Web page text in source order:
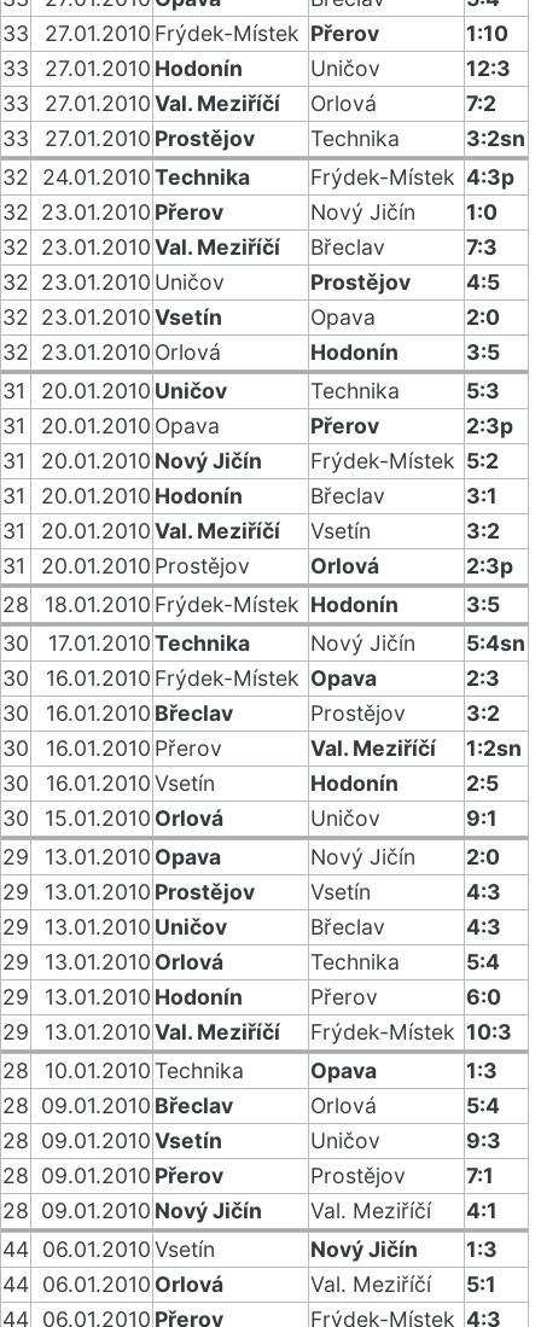
33
27.01.2010 Frýdek-Místek Přerov
1:10
33
27.01.2010 Hodonín Uničov
12:3
33
27.01.2010Val. Meziříčí Orlová
7:2
33
27.01.2010 Prostějov Technika
3:2sn
32
24.01.2010Technika Frýdek-Místek 4:3p
32 23.01.2010 Přerov Nový Jičín
1:0
32 23.01.2010Val. Meziříčí Břeclav
7:3
32 23.01.2010 Uničov Prostějov
4:5
32 23.01.2010Vsetín Opava
2:0
32 23.01.2010 Orlová Hodonín
3:5
31
20.01.2010 Uničov Technika
5:3
31
20.01.2010 Opava Přerov
2:3p
31
20.01.2010 Nový Jičín Frýdek-Místek 5:2
31
20.01.2010 Hodonín Břeclav
3:1
31
20.01.2010Val. Meziříčí Vsetín
3:2
31
20.01.2010 Prostějov Orlová
2:3p
28
18.01.2010 Frýdek-Místek Hodonín
3:5
30
17.01.2010Technika Nový Jičín
5:4sn
30
16.01.2010 Frýdek-Místek Opava
2:3
30
16.01.2010 Břeclav Prostějov
3:2
30
16.01.2010 Přerov Val. Meziříčí
1:2sn
30
16.01.2010Vsetín Hodonín
2:5
30
15.01.2010 Orlová Uničov
9:1
29
13.01.2010 Opava Nový Jičín
2:0
29
13.01.2010 Prostějov Vsetín
4:3
29
13.01.2010 Uničov Břeclav
4:3
29
13.01.2010 Orlová Technika
5:4
29
13.01.2010 Hodonín Přerov
6:0
29
13.01.2010Val. Meziříčí Frýdek-Místek 10:3
28
10.01.2010Technika Opava
1:3
28 09.01.2010 Břeclav Orlová
5:4
28 09.01.2010Vsetín Uničov
9:3
28 09.01.2010 Přerov Prostějov
7:1
28 09.01.2010 Nový Jičín Val. Meziříčí
4:1
44 06.01.2010Vsetín Nový Jičín
1:3
44 06.01.2010 Orlová Val. Meziříčí
5:1
44 06.01.2010 Přerov Frýdek-Místek 4:3